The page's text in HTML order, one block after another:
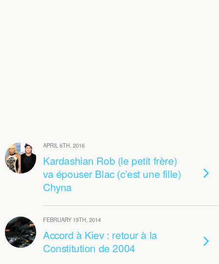
APRIL 6TH, 2016
Kardashian Rob (le petit frère)
va épouser Blac (c’est une fille)
Chyna
FEBRUARY 19TH, 2014
Accord à Kiev : retour à la
Constitution de 2004